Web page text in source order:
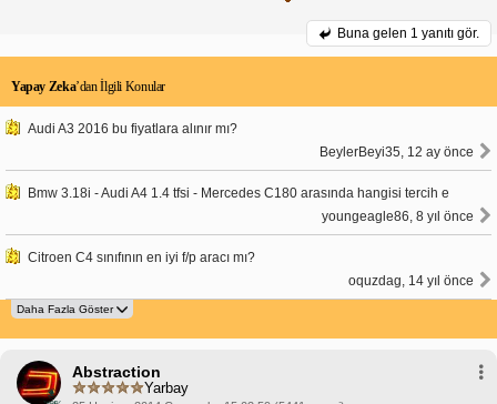
Buna gelen 1 yanıtı gör.
Yapay Zeka’dan İlgili Konular
Audi A3 2016 bu fiyatlara alınır mı?
BeylerBeyi35, 12 ay önce
Bmw 3.18i - Audi A4 1.4 tfsi - Mercedes C180 arasında hangisi tercih e
youngeagle86, 8 yıl önce
Citroen C4 sınıfının en iyi f/p aracı mı?
oquzdag, 14 yıl önce
Abstraction
Yarbay